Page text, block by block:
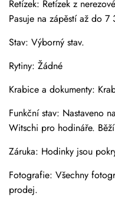
Řetízek: Řetízek z
Pasuje na zápěstí až do
Stav: Výborný stav.
Rytiny: Žádné
Krabice a dokumenty:
Funkční stav: Nastaveno
Witschi pro hodináře.
Záruka: Hodinky jsou
Fotografie: Všechny
prodej.